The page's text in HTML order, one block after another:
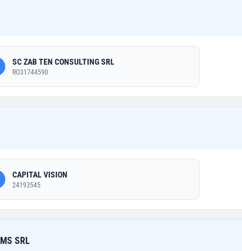
SC ZAB TEN CONSULTING SRL
RO31744590
CAPITAL VISION
24193545
SRL